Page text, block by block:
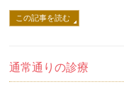
この記事を読む
通常通りの診療